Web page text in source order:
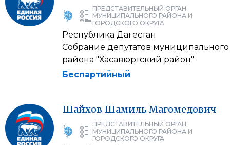
ПРЕДСТАВИТЕЛЬНЫЙ ОРГАН
МУНИЦИПАЛЬНОГО РАЙОНА И
ГОРОДСКОГО ОКРУГА
Республика Дагестан
Собрание депутатов муниципального
района "Хасавюртский район"
Беспартийный
Шайхов Шамиль Магомедович
ПРЕДСТАВИТЕЛЬНЫЙ ОРГАН
МУНИЦИПАЛЬНОГО РАЙОНА И
ГОРОДСКОГО ОКРУГА